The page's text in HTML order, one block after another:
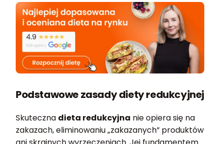
Podstawowe zasady diety redukcyjnej
Skuteczna dieta redukcyjna nie opiera się na
zakazach, eliminowaniu „zakazanych” produktów